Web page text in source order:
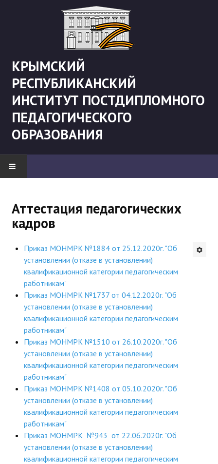
КРЫМСКИЙ
РЕСПУБЛИКАНСКИЙ
ИНСТИТУТ ПОСТДИПЛОМНОГО
ПЕДАГОГИЧЕСКОГО
ОБРАЗОВАНИЯ
"Боевая" русистика
Будни института
АНОНСЫ
ИНСТИТУТ
Противодействие коррупции
В ПОМОЩЬ УЧИТЕЛЮ
Организация УВП
ГИА
Карта ГИА РК
Советуем прочитать
Готовимся к новому учебному году 2026-2027
ДПО
Аттестация педагогических
кадров
Приказ МОНМРК №1884 от 25.12.2020г. "Об
установлении (отказе в установлении)
квалификационной категории педагогическим
работникам"
Приказ МОНМРК №1737 от 04.12.2020г. "Об
установлении (отказе в установлении)
квалификационной категории педагогическим
работникам"
Приказ МОНМРК №1510 от 26.10.2020г. "Об
установлении (отказе в установлении)
квалификационной категории педагогическим
работникам"
Приказ МОНМРК №1408 от 05.10.2020г. "Об
установлении (отказе в установлении)
квалификационной категории педагогическим
работникам"
Приказ МОНМРК №943 от 22.06.2020г. "Об
установлении (отказе в установлении)
квалификационной категории педагогическим